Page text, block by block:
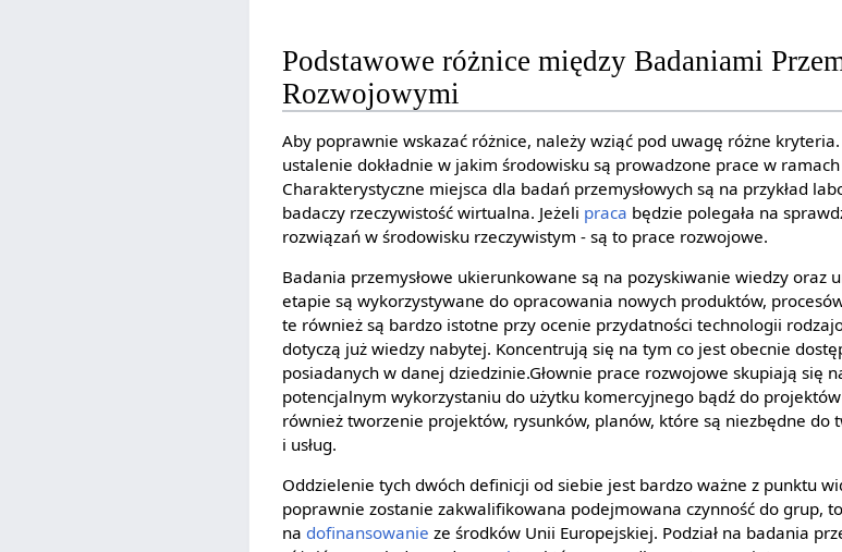
Podstawowe różnice między Badaniami
Rozwojowymi
Aby poprawnie wskazać różnice, należy wziąć pod uwagę różne
ustalenie dokładnie w jakim środowisku są prowadzone prace w
Charakterystyczne miejsca dla badań przemysłowych są na przykład
badaczy rzeczywistość wirtualna. Jeżeli praca będzie polegała na
rozwiązań w środowisku rzeczywistym - są to prace rozwojowe.
Badania przemysłowe ukierunkowane są na pozyskiwanie wiedzy oraz
etapie są wykorzystywane do opracowania nowych produktów,
te również są bardzo istotne przy ocenie przydatności technologii
dotyczą już wiedzy nabytej. Koncentrują się na tym co jest obecnie
posiadanych w danej dziedzinie.Głownie prace rozwojowe skupiają się
potencjalnym wykorzystaniu do użytku komercyjnego bądź do
również tworzenie projektów, rysunków, planów, które są niezbędne do
i usług.
Oddzielenie tych dwóch definicji od siebie jest bardzo ważne z punktu
poprawnie zostanie zakwalifikowana podejmowana czynność do grup,
na dofinansowanie ze środków Unii Europejskiej. Podział na badania